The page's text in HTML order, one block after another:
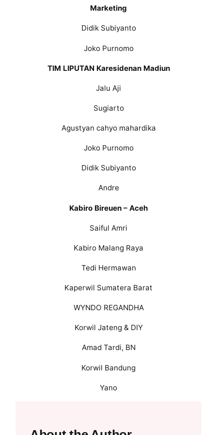
Marketing
Didik Subiyanto
Joko Purnomo
TIM LIPUTAN Karesidenan Madiun
Jalu Aji
Sugiarto
Agustyan cahyo mahardika
Joko Purnomo
Didik Subiyanto
Andre
Kabiro Bireuen – Aceh
Saiful Amri
Kabiro Malang Raya
Tedi Hermawan
Kaperwil Sumatera Barat
WYNDO REGANDHA
Korwil Jateng & DIY
Amad Tardi, BN
Korwil Bandung
Yano